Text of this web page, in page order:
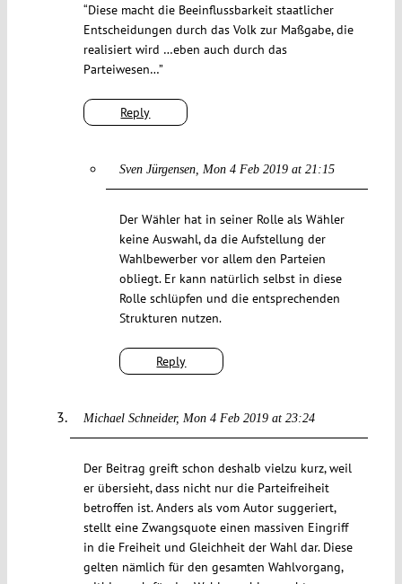
Reply
“Diese macht die Beeinflussbarkeit staatlicher
Entscheidungen durch das Volk zur Maßgabe, die
realisiert wird …eben auch durch das
Parteiwesen…”
Sven Jürgensen Mon 4 Feb 2019 at 21:15
Reply
Der Wähler hat in seiner Rolle als Wähler
keine Auswahl, da die Aufstellung der
Wahlbewerber vor allem den Parteien
obliegt. Er kann natürlich selbst in diese
Rolle schlüpfen und die entsprechenden
Strukturen nutzen.
Michael Schneider Mon 4 Feb 2019 at 23:24
Der Beitrag greift schon deshalb vielzu kurz, weil
er übersieht, dass nicht nur die Parteifreiheit
betroffen ist. Anders als vom Autor suggeriert,
stellt eine Zwangsquote einen massiven Eingriff
in die Freiheit und Gleichheit der Wahl dar. Diese
gelten nämlich für den gesamten Wahlvorgang,